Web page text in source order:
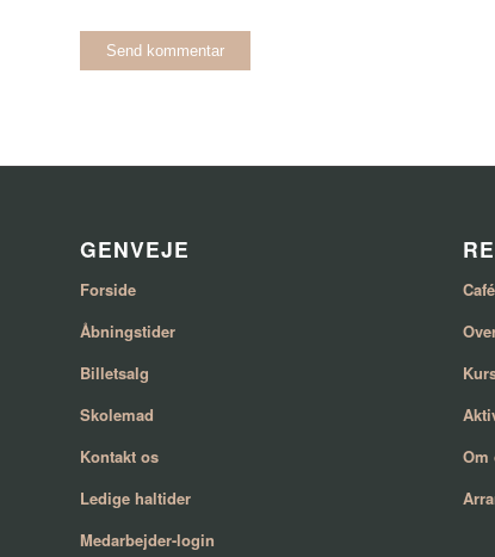
GENVEJE
Forside
Åbningstider
Billetsalg
Skolemad
Kontakt os
Ledige haltider
Medarbejder-login
Om